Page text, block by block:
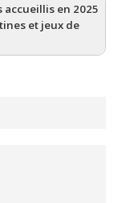
en 2025
et jeux de